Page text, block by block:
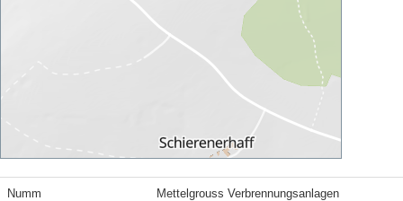
Numm Mettelgrouss Verbrennungsanlagen